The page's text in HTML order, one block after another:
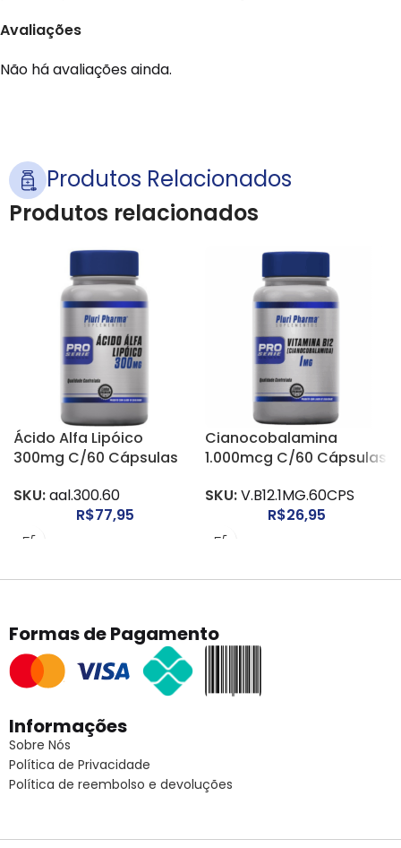
Avaliações
Não há avaliações ainda.
Produtos Relacionados
Produtos relacionados
Ácido Alfa Lipóico
300mg C/60 Cápsulas
SKU:aal.300.60
R$77,95
Cianocobalamina
1.000mcg C/60 Cápsulas
SKU:V.B12.1MG.60CPS
R$26,95
Formas de Pagamento
Informações
Sobre Nós
Política de Privacidade
Política de reembolso e devoluções